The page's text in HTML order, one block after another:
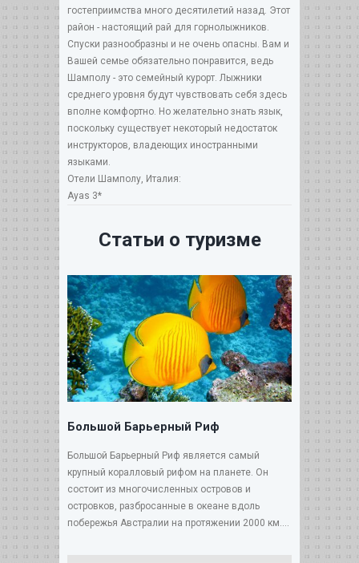
гостеприимства много десятилетий назад. Этот
район - настоящий рай для горнолыжников.
Спуски разнообразны и не очень опасны. Вам и
Вашей семье обязательно понравится, ведь
Шамполу - это семейный курорт. Лыжники
среднего уровня будут чувствовать себя здесь
вполне комфортно. Но желательно знать язык,
поскольку существует некоторый недостаток
инструкторов, владеющих иностранными
языками.
Отели Шамполу, Италия:
Ayas 3*
Статьи о туризме
Большой Барьерный Риф
Большой Барьерный Риф является самый
крупный коралловый рифом на планете. Он
состоит из многочисленных островов и
островков, разбросанные в океане вдоль
побережья Австралии на протяжении 2000 км....